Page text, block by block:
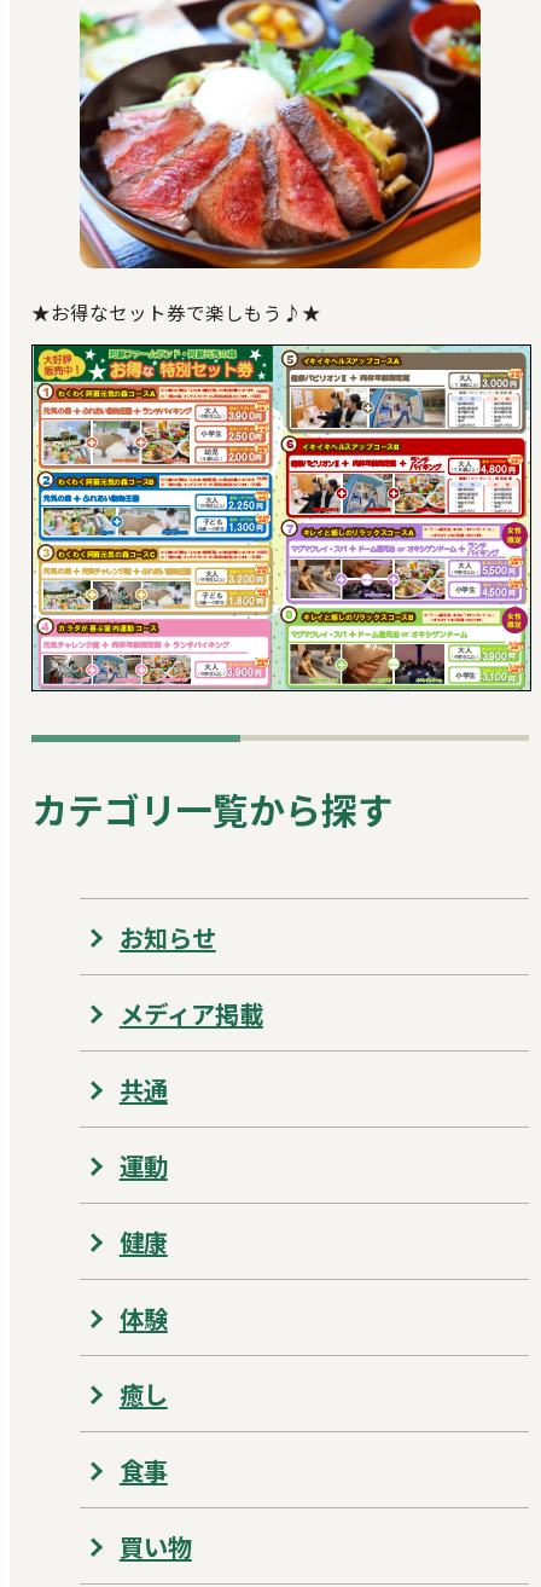
★お得なセット券で楽しもう♪★
カテゴリ一覧から探す
お知らせ
メディア掲載
共通
運動
健康
体験
癒し
食事
買い物